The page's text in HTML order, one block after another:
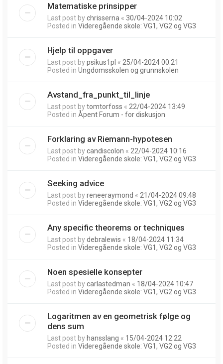
Matematiske prinsipper
Last post bychrisserna « 30/04-2024 10:02
Posted in Videregående skole: VG1, VG2 og VG3
Hjelp til oppgaver
Last post bypsikus1pl « 25/04-2024 00:21
Posted in Ungdomsskolen og grunnskolen
Avstand_fra_punkt_til_linje
Last post bytomtorfoss « 22/04-2024 13:49
Posted in Åpent Forum - for diskusjon
Forklaring av Riemann-hypotesen
Last post bycandiscolon « 22/04-2024 10:16
Posted in Videregående skole: VG1, VG2 og VG3
Seeking advice
Last post byreneeraymond « 21/04-2024 09:48
Posted in Videregående skole: VG1, VG2 og VG3
Any specific theorems or techniques
Last post bydebralewis « 18/04-2024 11:34
Posted in Videregående skole: VG1, VG2 og VG3
Noen spesielle konsepter
Last post bycarlastedman « 18/04-2024 10:47
Posted in Videregående skole: VG1, VG2 og VG3
Logaritmen av en geometrisk følge og
dens sum
Last post by hansslang « 15/04-2024 12:22
Posted in Videregående skole: VG1, VG2 og VG3